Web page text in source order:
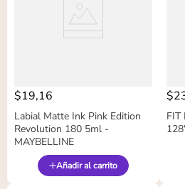
$19,16
Labial Matte Ink Pink Edition
Revolution 180 5ml -
MAYBELLINE
Añadir al carrito
$
FIT